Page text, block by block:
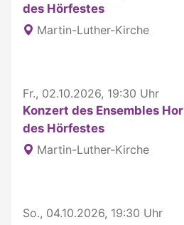
des Hörfestes
Martin-Luther-Kirche
Fr., 02.10.2026, 19:30 Uhr
Konzert des Ensembles
des Hörfestes
Martin-Luther-Kirche
So., 04.10.2026, 19:30 Uhr